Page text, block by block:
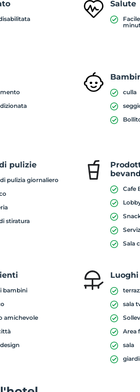
Salute
culla
pulizie
pulizia giornaliero
stiratura
Cafe
Sala
bambini
amichevole
sala
Area
sala